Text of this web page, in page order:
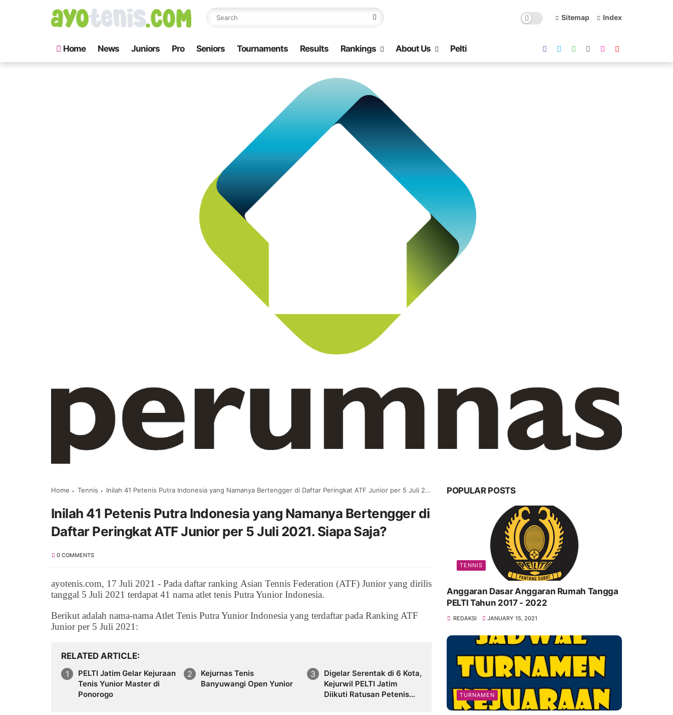
Sitemap Index
Home News Juniors Pro Seniors Tournaments Results Rankings About Us Pelti
Home Tennis Inilah 41 Petenis Putra Indonesia yang Namanya Bertengger di Daftar Peringkat ATF Junior per 5 Juli 2021. Siapa Saja?
Inilah 41 Petenis Putra Indonesia yang Namanya Bertengger di
Daftar Peringkat ATF Junior per 5 Juli 2021. Siapa Saja?
0 COMMENTS
ayotenis.com, 17 Juli 2021 - Pada daftar ranking Asian Tennis Federation (ATF) Junior yang dirilis
tanggal 5 Juli 2021 terdapat 41 nama atlet tenis Putra Yunior Indonesia.
Berikut adalah nama-nama Atlet Tenis Putra Yunior Indonesia yang terdaftar pada Ranking ATF
Junior per 5 Juli 2021:
RELATED ARTICLE
PELTI Jatim Gelar Kejuraan
Tenis Yunior Master di
Ponorogo
Kejurnas Tenis
Banyuwangi Open Yunior
Digelar Serentak di 6 Kota,
Kejurwil PELTI Jatim
Diikuti Ratusan Petenis
POPULAR POSTS
TENNIS
Anggaran Dasar Anggaran Rumah Tangga
PELTI Tahun 2017 - 2022
REDAKSI JANUARY 15, 2021
TURNAMEN